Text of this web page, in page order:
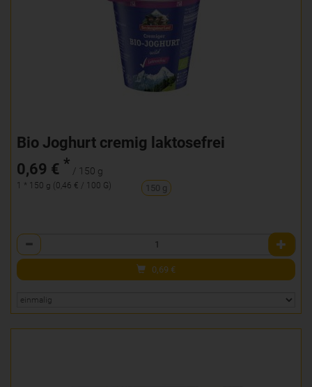
Bio Joghurt cremig laktosefrei
0,69 € * / 150 g
1 * 150 g (0,46 € / 100 G) 150 g
Anzahl
0,69 €